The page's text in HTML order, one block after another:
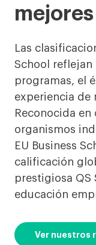
mejores
Las
School reflejan
programas, el
experiencia de
Reconocida
organismos
EU Business
calificación
prestigiosa QS
educación
Ver nuestros